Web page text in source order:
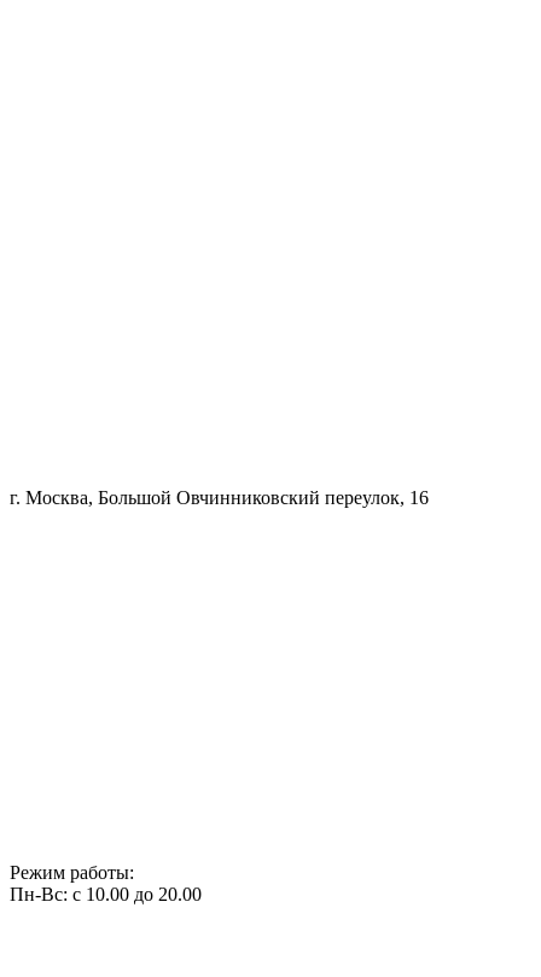
г. Москва, Большой Овчинниковский переулок, 16
Режим работы:
Пн-Вс: с 10.00 до 20.00